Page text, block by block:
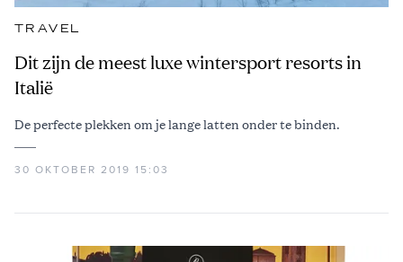
TRAVEL
Dit zijn de meest luxe wintersport resorts in
Italië
De perfecte plekken om je lange latten onder te binden.
30 OKTOBER 2019 15:03